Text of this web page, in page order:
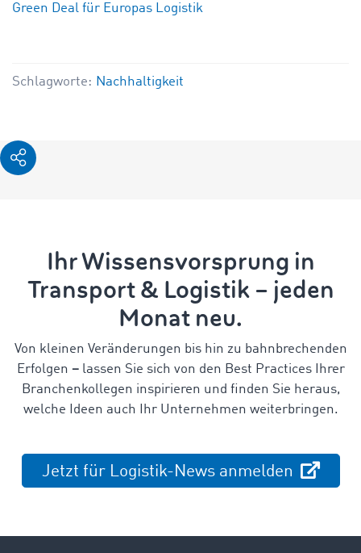
Green Deal für Europas Logistik
Schlagworte: Nachhaltigkeit
Ihr Wissensvorsprung in
Transport & Logistik – jeden
Monat neu.
Von kleinen Veränderungen bis hin zu bahnbrechenden
Erfolgen –lassen Sie sich von den Best Practices Ihrer
Branchenkollegen inspirieren und finden Sie heraus,
welche Ideen auch Ihr Unternehmen weiterbringen.
Jetzt für Logistik-News anmelden